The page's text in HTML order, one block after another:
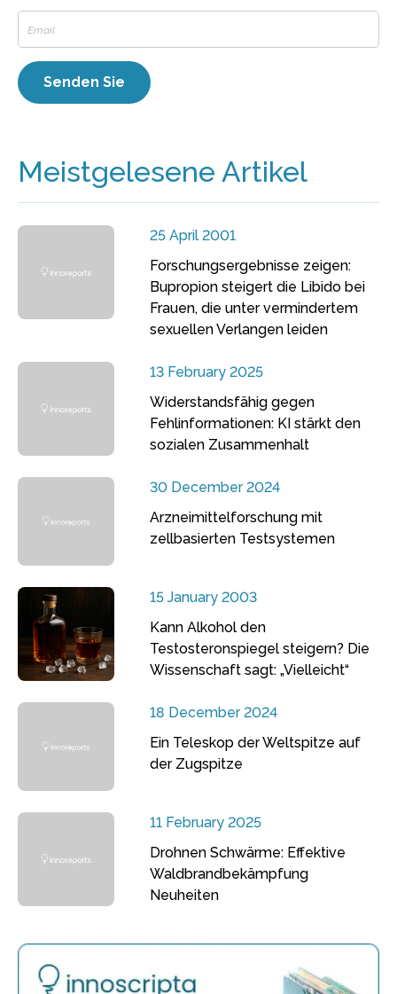
Meistgelesene Artikel
25 April 2001
Forschungsergebnisse zeigen:
Bupropion steigert die Libido bei
Frauen, die unter vermindertem
sexuellen Verlangen leiden
13 February 2025
Widerstandsfähig gegen
Fehlinformationen: KI stärkt den
sozialen Zusammenhalt
30 December 2024
Arzneimittelforschung mit
zellbasierten Testsystemen
15 January 2003
Kann Alkohol den
Testosteronspiegel steigern? Die
Wissenschaft sagt: „Vielleicht“
18 December 2024
Ein Teleskop der Weltspitze auf
der Zugspitze
11 February 2025
Drohnen Schwärme: Effektive
Waldbrandbekämpfung
Neuheiten